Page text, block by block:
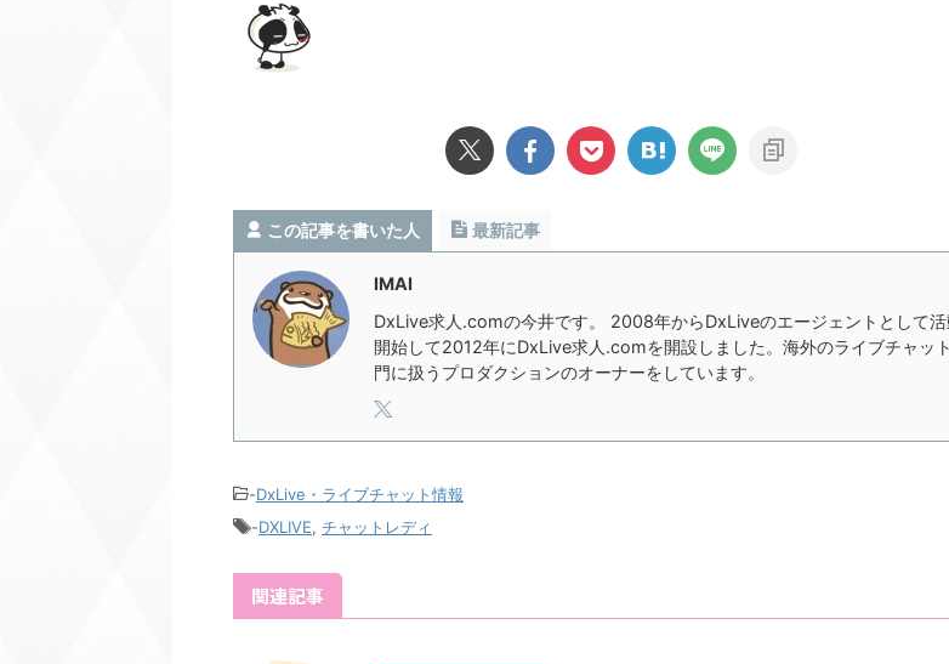
この記事を書いた人 最新記事
IMAI
DxLive求人.comの今井です。 2008年からDxLiveのエージェントとして活
開始して2012年にDxLive求人.comを開設しました。海外のライブチャッ
門に扱うプロダクションのオーナーをしています。
-DxLive・ライブチャット情報
-DXLIVE, チャットレディ
関連記事